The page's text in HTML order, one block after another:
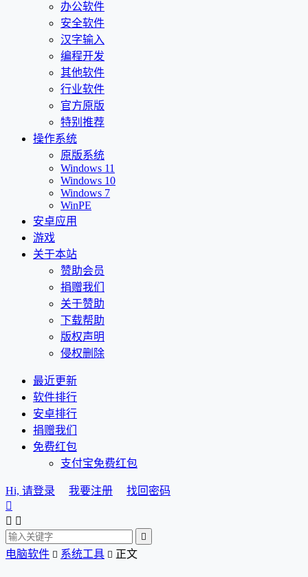
办公软件
安全软件
汉字输入
编程开发
其他软件
行业软件
官方原版
特别推荐
操作系统
原版系统
Windows 11
Windows 10
Windows 7
WinPE
安卓应用
游戏
关于本站
赞助会员
捐赠我们
关于赞助
下载帮助
版权声明
侵权删除
最近更新
软件排行
安卓排行
捐赠我们
免费红包
支付宝免费红包
Hi, 请登录 我要注册
找回密码

 

电脑软件  系统工具  正文